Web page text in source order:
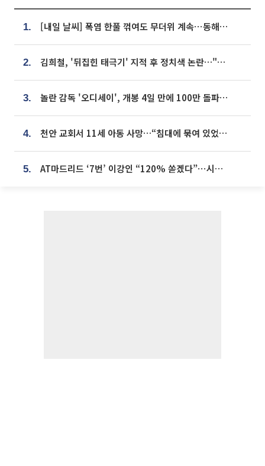
1. [내일 날씨] 폭염 한풀 꺾여도 무더위 계속⋯동해안 이틀 연속 비
2. 김희철, '뒤집힌 태극기' 지적 후 정치색 논란…"좌우 떠나 우리나라 국기"
3. 놀란 감독 '오디세이', 개봉 4일 만에 100만 돌파⋯'왕사남' 보다 빠르다
4. 천안 교회서 11세 아동 사망…“침대에 묶여 있었다” 진술 확보
5. AT마드리드 ‘7번’ 이강인 “120% 쏟겠다”⋯시메오네 감독 “필요한 선수”